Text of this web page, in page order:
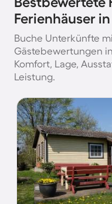
Ferienhäuser
Buche Unterkünfte
Gästebewertungen
Komfort, Lage,
Leistung.